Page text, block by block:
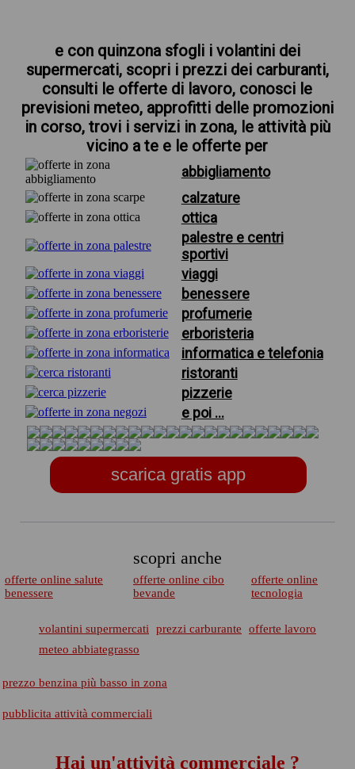
e con quinzona sfogli i volantini dei
supermercati, scopri i prezzi dei carburanti,
consulti le offerte di lavoro, conosci le
previsioni meteo, approfitti delle promozioni
in corso, trovi i servizi in zona, le attività più
vicino a te e le offerte per
abbigliamento
calzature
ottica
palestre e centri
sportivi
viaggi
benessere
profumerie
erboristeria
informatica e telefonia
ristoranti
pizzerie
e poi ...
scarica gratis app
scopri anche
offerte online salute
benessere
offerte online cibo
bevande
offerte online
tecnologia
volantini supermercati prezzi carburante
offerte lavoro
meteo abbiategrasso
prezzo benzina più basso in zona
pubblicita attività commerciali
Hai un'attività commerciale ?